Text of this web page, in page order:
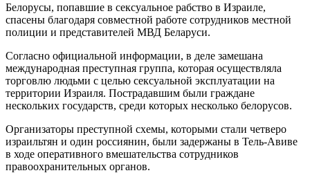
Белорусы, попавшие в сексуальное рабство в Израиле,
спасены благодаря совместной работе сотрудников местной
полиции и представителей МВД Беларуси.
Согласно официальной информации, в деле замешана
международная преступная группа, которая осуществляла
торговлю людьми с целью сексуальной эксплуатации на
территории Израиля. Пострадавшим были граждане
нескольких государств, среди которых несколько белорусов.
Организаторы преступной схемы, которыми стали четверо
израильтян и один россиянин, были задержаны в Тель-Авиве
в ходе оперативного вмешательства сотрудников
правоохранительных органов.